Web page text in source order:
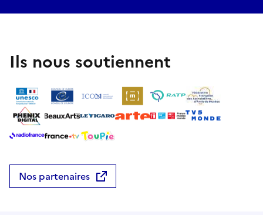
Ils nous soutiennent
Nos partenaires